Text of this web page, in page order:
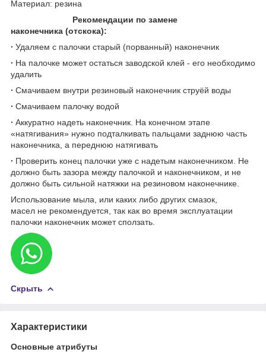
Материал: резина
Рекомендации по замене
наконечника (отскока):
∙ Удаляем с палочки старый (порванный) наконечник
∙ На палочке может остаться заводской клей - его необходимо
удалить
∙ Смачиваем внутри резиновый наконечник струёй воды
∙ Смачиваем палочку водой
∙ Аккуратно надеть наконечник. На конечном этапе
«натягивания» нужно подталкивать пальцами заднюю часть
наконечника, а переднюю натягивать
∙ Проверить конец палочки уже с надетым наконечником. Не
должно быть зазора между палочкой и наконечником, и не
должно быть сильной натяжки на резиновом наконечнике.
Использование мыла, или каких либо других смазок,
масел не рекомендуется, так как во время эксплуатации
палочки наконечник может сползать.
Скрыть
Характеристики
Основные атрибуты